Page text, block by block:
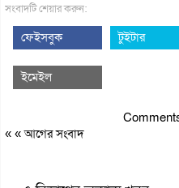
সংবাদটি শেয়ার করুন:
ফেইসবুক টুইটার
ইমেইল
« «আগের সংবাদ